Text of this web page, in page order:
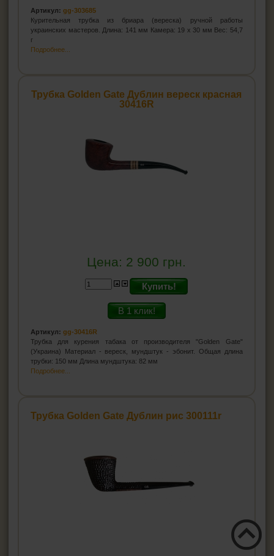
Артикул: gg-303685
Курительная трубка из бриара (вереска) ручной работы
украинских мастеров. Длина: 141 мм Камера: 19 х 30 мм Вес: 54,7
г
Подробнее...
Трубка Golden Gate Дублин вереск красная
30416R
Цена: 2 900 грн.
Купить!
В 1 клик!
Артикул: gg-30416R
Трубка для курения табака от производителя "Golden Gate"
(Украина) Материал - вереск, мундштук - эбонит. Общая длина
трубки: 150 мм Длина мундштука: 82 мм
Подробнее...
Трубка Golden Gate Дублин рис 300111r